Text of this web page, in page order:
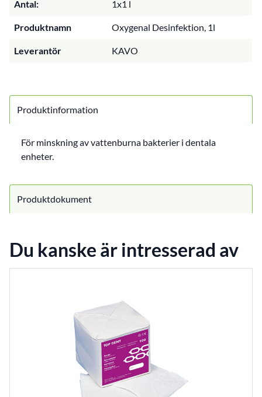
Antal: 1x1 l
Produktnamn Oxygenal Desinfektion, 1l
Leverantör KAVO
Produktinformation
För minskning av vattenburna bakterier i dentala
enheter.
Produktdokument
Du kanske är intresserad av